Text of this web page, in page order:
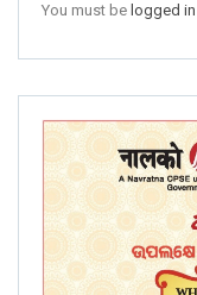
You must be logged in